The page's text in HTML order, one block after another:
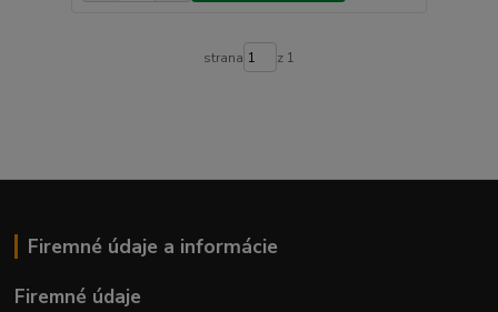
strana z 1
Firemné údaje a informácie
Firemné údaje